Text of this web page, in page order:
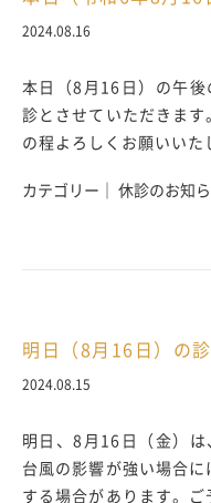
2024.08.16
本日（8月16日）の午
診とさせていただきま
の程よろしくお願いいた
カテゴリー｜ 休診のお知
明日（8月16日）の
2024.08.15
明日、8月16日（金）は
台風の影響が強い場合
する場合があります。